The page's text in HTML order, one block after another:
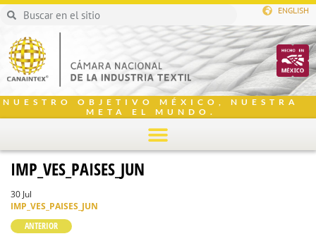
ENGLISH
NUESTRO OBJETIVO MÉXICO, NUESTRA
META EL MUNDO.
IMP_VES_PAISES_JUN
30 Jul
IMP_VES_PAISES_JUN
ANTERIOR